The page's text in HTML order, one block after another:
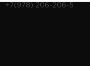
+7(978) 206-206-5